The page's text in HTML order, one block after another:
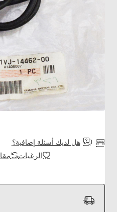
هل لديك أسئلة إضافية؟
الرغبات